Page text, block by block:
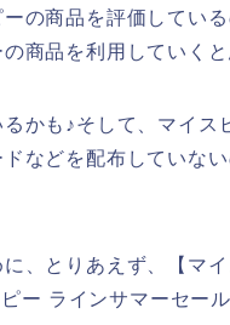
の商品を評価している
商品を利用していく
かも♪そして、マイス
などを配布していな
、とりあえず、【マイ
ー ラインサマーセー